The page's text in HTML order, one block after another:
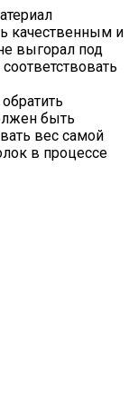
качественным и
выгорал под
быть
вес самой
в процессе